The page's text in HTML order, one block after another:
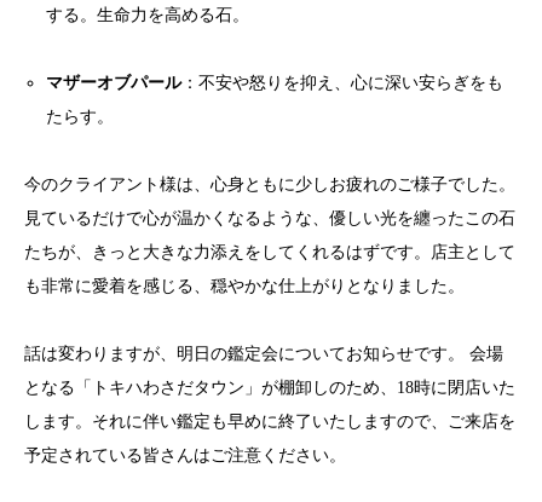
する。生命力を高める石。
マザーオブパール：不安や怒りを抑え、心に深い安らぎをも
たらす。
今のクライアント様は、心身ともに少しお疲れのご様子でした。
見ているだけで心が温かくなるような、優しい光を纏ったこの石
たちが、きっと大きな力添えをしてくれるはずです。店主として
も非常に愛着を感じる、穏やかな仕上がりとなりました。
話は変わりますが、明日の鑑定会についてお知らせです。 会場
となる「トキハわさだタウン」が棚卸しのため、18時に閉店いた
します。それに伴い鑑定も早めに終了いたしますので、ご来店を
予定されている皆さんはご注意ください。